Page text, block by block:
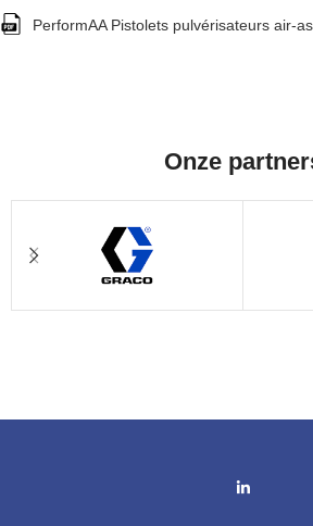
PerformAA Pistolets pulvérisateurs air-
Onze